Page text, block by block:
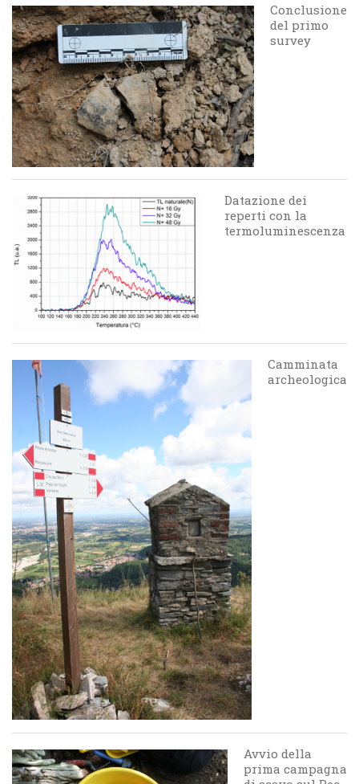
Conclusione
del primo
survey
Datazione dei
reperti con la
termoluminescenza
Camminata
archeologica
Avvio della
prima campagna